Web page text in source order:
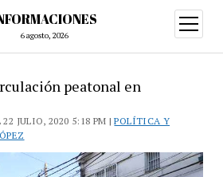
6 agosto, 2026
abrir
menú
peatonal en
22 JULIO, 2020 5:18 PM |POLÍTICA Y